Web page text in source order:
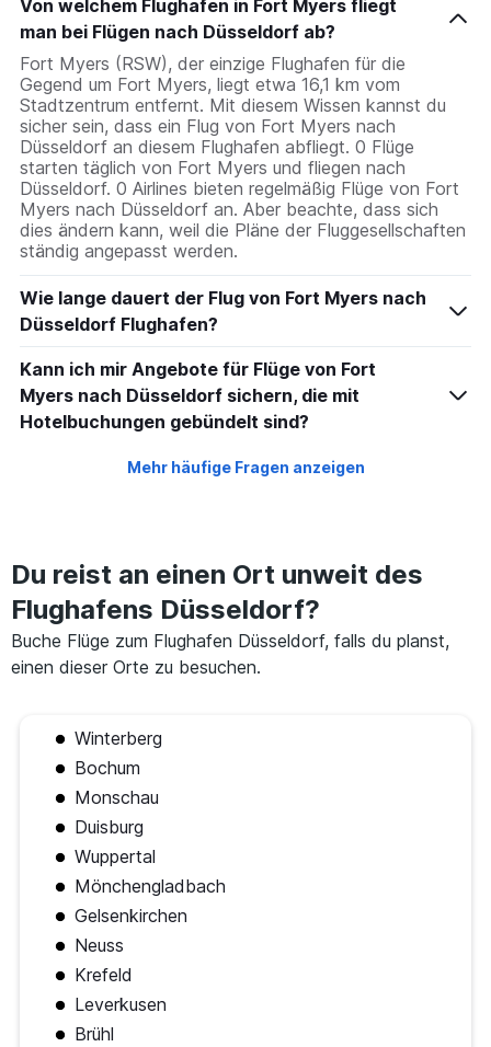
Von welchem Flughafen in Fort Myers fliegt
man bei Flügen nach Düsseldorf ab?
Fort Myers (RSW), der einzige Flughafen für die
Gegend um Fort Myers, liegt etwa 16,1 km vom
Stadtzentrum entfernt. Mit diesem Wissen kannst du
sicher sein, dass ein Flug von Fort Myers nach
Düsseldorf an diesem Flughafen abfliegt. 0 Flüge
starten täglich von Fort Myers und fliegen nach
Düsseldorf. 0 Airlines bieten regelmäßig Flüge von Fort
Myers nach Düsseldorf an. Aber beachte, dass sich
dies ändern kann, weil die Pläne der Fluggesellschaften
ständig angepasst werden.
Wie lange dauert der Flug von Fort Myers nach
Düsseldorf Flughafen?
Kann ich mir Angebote für Flüge von Fort
Myers nach Düsseldorf sichern, die mit
Hotelbuchungen gebündelt sind?
Mehr häufige Fragen anzeigen
Du reist an einen Ort unweit des
Flughafens Düsseldorf?
Buche Flüge zum Flughafen Düsseldorf, falls du planst,
einen dieser Orte zu besuchen.
Winterberg
Bochum
Monschau
Duisburg
Wuppertal
Mönchengladbach
Gelsenkirchen
Neuss
Krefeld
Leverkusen
Brühl